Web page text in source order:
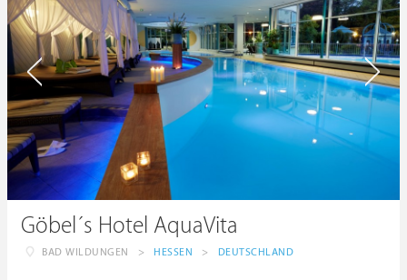
Göbel´s Hotel AquaVita
BAD WILDUNGEN > HESSEN > DEUTSCHLAND